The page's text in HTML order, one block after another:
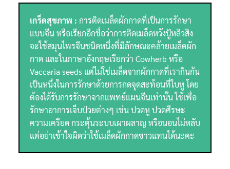
เกร็ดสุขภาพ : การติดเมล็ดผักกาดที่เป็นการรักษา
แบบจีน หรือเรียกอีกชื่อว่าการติดเมล็ดหวังปู้หลิวสิง
จะใช้สมุนไพรจีนชนิดหนึ่งที่มีลักษณะคล้ายเมล็ดผัก
กาด และในภาษาอังกฤษเรียกว่า Cowherb หรือ
Vaccaria seeds แต่ไม่ใช่เมล็ดจากผักกาดที่เรากินกัน
เป็นหนึ่งในการรักษาด้วยการกดจุดสะท้อนที่ใบหู โดย
ต้องได้รับการรักษาจากแพทย์แผนจีนเท่านั้น ใช้เพื่อ
รักษาอาการเจ็บป่วยต่างๆ เช่น ปวดหู ปวดศีรษะ
ความเครียด กระตุ้นระบบเผาผลาญ หรือนอนไม่หลับ
แต่อย่าเข้าใจผิดว่าใช้เมล็ดผักกาดขาวแทนได้นะคะ